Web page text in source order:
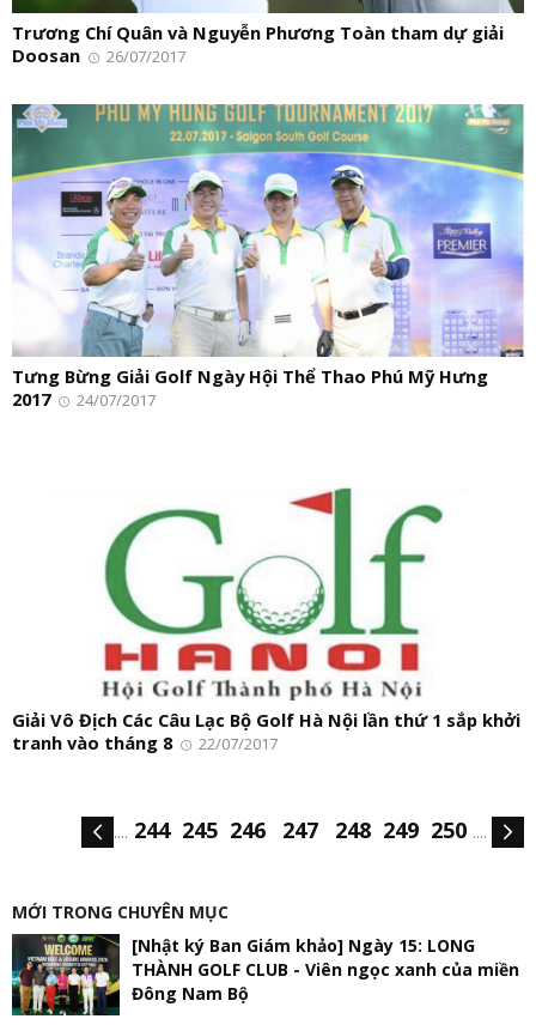
Trương Chí Quân và Nguyễn Phương Toàn tham dự giải
Doosan
26/07/2017
Tưng Bừng Giải Golf Ngày Hội Thể Thao Phú Mỹ Hưng
2017
24/07/2017
Giải Vô Địch Các Câu Lạc Bộ Golf Hà Nội lần thứ 1 sắp khởi
tranh vào tháng 8
22/07/2017
.... 244 245 246 247 248 249 250 ....
MỚI TRONG CHUYÊN MỤC
[Nhật ký Ban Giám khảo] Ngày 15: LONG
THÀNH GOLF CLUB - Viên ngọc xanh của miền
Đông Nam Bộ